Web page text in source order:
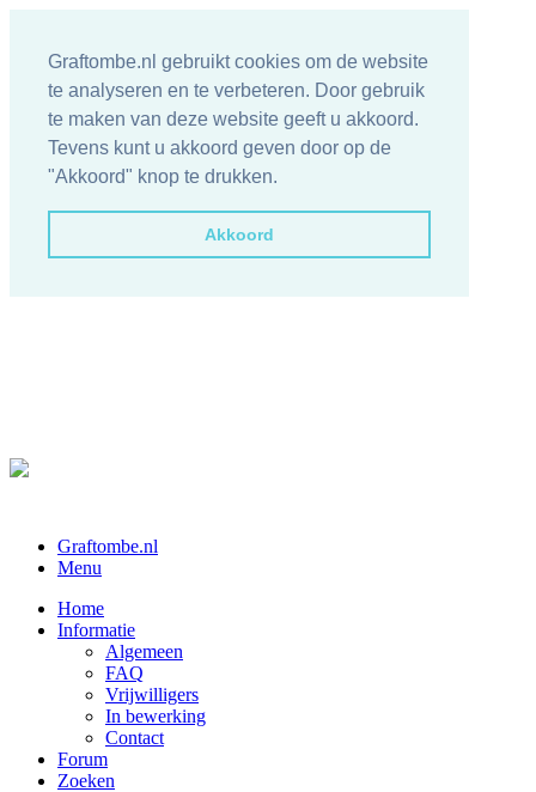
Graftombe.nl gebruikt cookies om de website
te analyseren en te verbeteren. Door gebruik
te maken van deze website geeft u akkoord.
Tevens kunt u akkoord geven door op de
"Akkoord" knop te drukken.
Akkoord
Graftombe.nl
Menu
Home
Informatie
Algemeen
FAQ
Vrijwilligers
In bewerking
Contact
Forum
Zoeken